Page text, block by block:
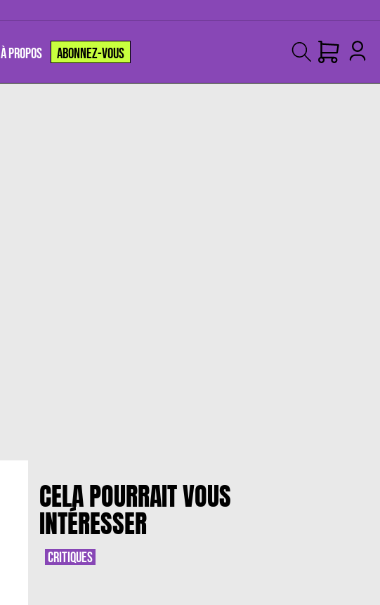
À PROPOS ABONNEZ-VOUS
CELA POURRAIT VOUS
INTÉRESSER
CRITIQUES